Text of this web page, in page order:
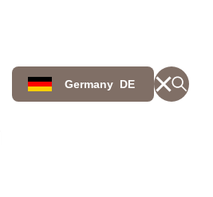
Germany DE